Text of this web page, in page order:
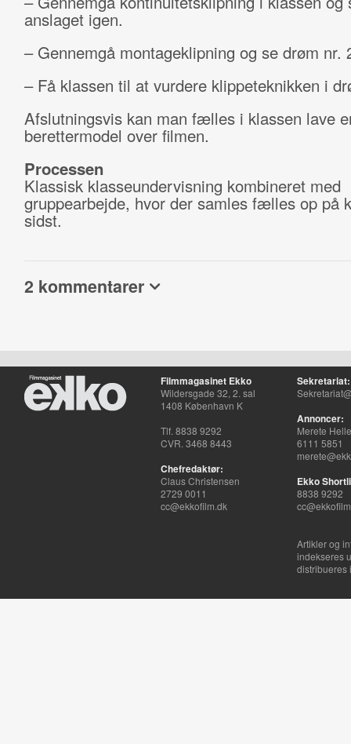
anslaget igen.
– Gennemgå montageklipning og se drøm nr.
– Få klassen til at vurdere klippeteknikken i
Afslutningsvis kan man fælles i klassen lave
berettermodel over filmen.
Processen
Klassisk klasseundervisning kombineret med
gruppearbejde, hvor der samles fælles op på
sidst.
2 kommentarer
Filmmagasinet Ekko
Wildersgade 32, 2. sal
1408 København K
Tlf. 8838 9292
CVR. 3468 8443
Chefredaktør:
Claus Christensen
2729 0011
cc@ekkofilm.dk
Sekretariat:
Annoncer:
Merete
6111 5851
Ekko
8838 9292
Artikler og
indekseres
distribueres